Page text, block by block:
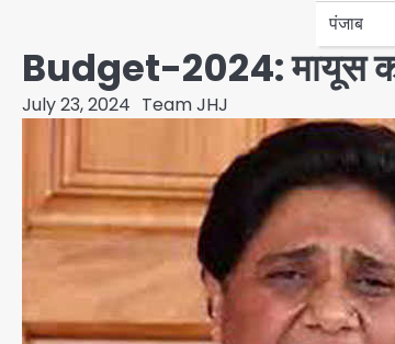
पंजाब
Budget-2024: मायूस
July 23, 2024 Team JHJ